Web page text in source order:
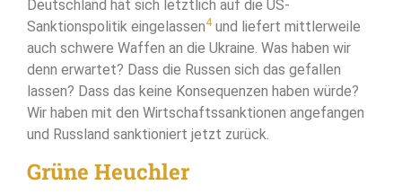
Deutschland hat sich letztlich auf die US-
Sanktionspolitik eingelassen4und liefert mittlerweile
auch schwere Waffen an die Ukraine. Was haben wir
denn erwartet? Dass die Russen sich das gefallen
lassen? Dass das keine Konsequenzen haben würde?
Wir haben mit den Wirtschaftssanktionen angefangen
und Russland sanktioniert jetzt zurück.
Grüne Heuchler